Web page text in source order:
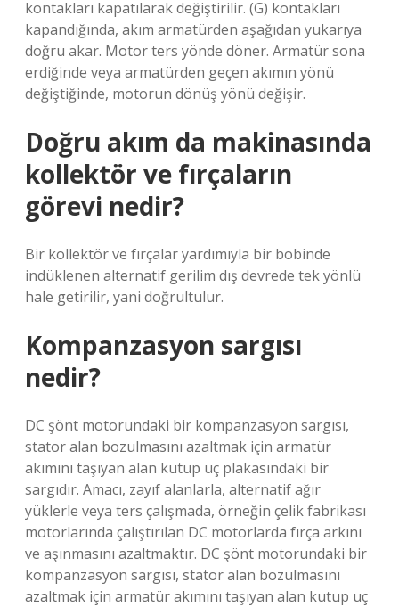
kontakları kapatılarak değiştirilir. (G) kontakları
kapandığında, akım armatürden aşağıdan yukarıya
doğru akar. Motor ters yönde döner. Armatür sona
erdiğinde veya armatürden geçen akımın yönü
değiştiğinde, motorun dönüş yönü değişir.
Doğru akım da makinasında
kollektör ve fırçaların
görevi nedir?
Bir kollektör ve fırçalar yardımıyla bir bobinde
indüklenen alternatif gerilim dış devrede tek yönlü
hale getirilir, yani doğrultulur.
Kompanzasyon sargısı
nedir?
DC şönt motorundaki bir kompanzasyon sargısı,
stator alan bozulmasını azaltmak için armatür
akımını taşıyan alan kutup uç plakasındaki bir
sargıdır. Amacı, zayıf alanlarla, alternatif ağır
yüklerle veya ters çalışmada, örneğin çelik fabrikası
motorlarında çalıştırılan DC motorlarda fırça arkını
ve aşınmasını azaltmaktır. DC şönt motorundaki bir
kompanzasyon sargısı, stator alan bozulmasını
azaltmak için armatür akımını taşıyan alan kutup uç